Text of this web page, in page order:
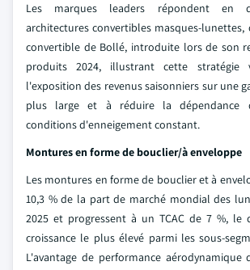
Les marques leaders répondent en
architectures convertibles masques-lunettes,
convertible de Bollé, introduite lors de son
produits 2024, illustrant cette stratégie
l'exposition des revenus saisonniers sur une
plus large et à réduire la dépendance
conditions d'enneigement constant.
Montures en forme de bouclier/à enveloppe
Les montures en forme de bouclier et à
10,3 % de la part de marché mondial des
2025 et progressent à un TCAC de 7 %, le
croissance le plus élevé parmi les sous-
L'avantage de performance aérodynamique